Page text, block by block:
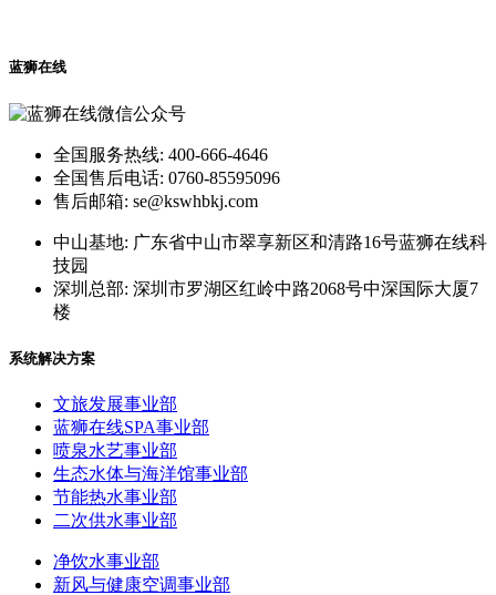
蓝狮在线
全国服务热线: 400-666-4646
全国售后电话: 0760-85595096
售后邮箱: se@kswhbkj.com
中山基地: 广东省中山市翠享新区和清路16号蓝狮在线科
技园
深圳总部: 深圳市罗湖区红岭中路2068号中深国际大厦7
楼
系统解决方案
文旅发展事业部
蓝狮在线SPA事业部
喷泉水艺事业部
生态水体与海洋馆事业部
节能热水事业部
二次供水事业部
净饮水事业部
新风与健康空调事业部